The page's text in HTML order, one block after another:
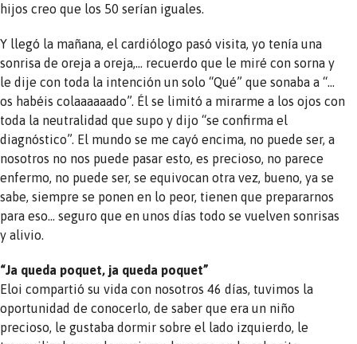
hijos creo que los 50 serían iguales.
Y llegó la mañana, el cardiólogo pasó visita, yo tenía una
sonrisa de oreja a oreja,… recuerdo que le miré con sorna y
le dije con toda la intención un solo “Qué” que sonaba a “…
os habéis colaaaaaado”. Él se limitó a mirarme a los ojos con
toda la neutralidad que supo y dijo “se confirma el
diagnóstico”. El mundo se me cayó encima, no puede ser, a
nosotros no nos puede pasar esto, es precioso, no parece
enfermo, no puede ser, se equivocan otra vez, bueno, ya se
sabe, siempre se ponen en lo peor, tienen que prepararnos
para eso… seguro que en unos días todo se vuelven sonrisas
y alivio.
“Ja queda poquet, ja queda poquet”
Eloi compartió su vida con nosotros 46 días, tuvimos la
oportunidad de conocerlo, de saber que era un niño
precioso, le gustaba dormir sobre el lado izquierdo, le